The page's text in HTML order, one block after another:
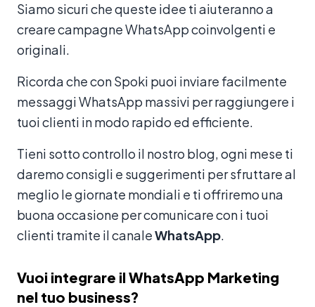
Siamo sicuri che queste idee ti aiuteranno a
creare campagne WhatsApp coinvolgenti e
originali.
Ricorda che con Spoki puoi inviare facilmente
messaggi WhatsApp massivi per raggiungere i
tuoi clienti in modo rapido ed efficiente.
Tieni sotto controllo il nostro blog, ogni mese ti
daremo consigli e suggerimenti per sfruttare al
meglio le giornate mondiali e ti offriremo una
buona occasione per comunicare con i tuoi
clienti tramite il canaleWhatsApp.
Vuoi integrare il WhatsApp Marketing
nel tuo business?